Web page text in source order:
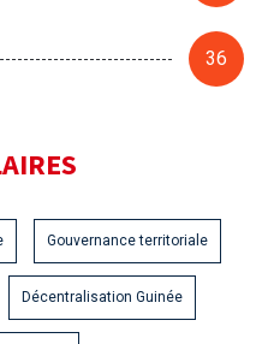
36
Gouvernance territoriale
Décentralisation Guinée